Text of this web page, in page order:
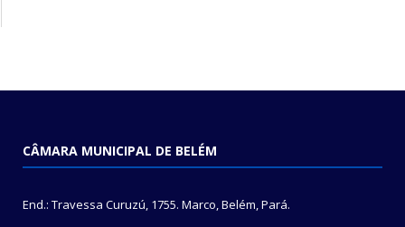
CÂMARA MUNICIPAL DE BELÉM
End.: Travessa Curuzú, 1755. Marco, Belém, Pará.